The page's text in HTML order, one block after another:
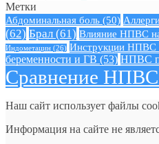
Метки
Абдоминальная боль (50)
(62) Брал (61) Влияние НПВС
Индометацин (26) Инструкции НПВС
беременности и ГВ (53) НПВС
Сравнение НПВС
Наш сайт использует файлы
Информация на сайте не